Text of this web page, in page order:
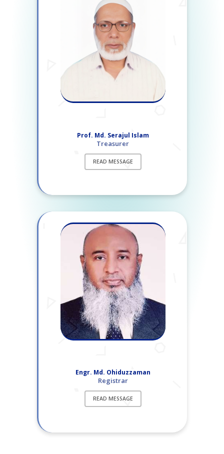
Prof. Md. Serajul Islam
Treasurer
READ MESSAGE
Engr. Md. Ohiduzzaman
Registrar
READ MESSAGE